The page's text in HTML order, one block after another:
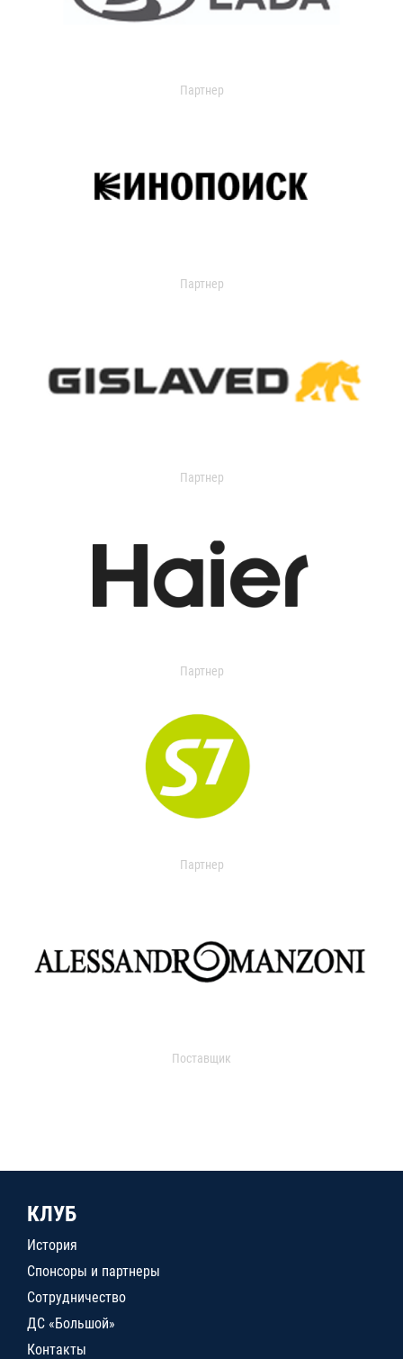
Партнер
Партнер
Партнер
Партнер
Партнер
Поставщик
КЛУБ
История
Спонсоры и партнеры
Сотрудничество
ДС «Большой»
Контакты